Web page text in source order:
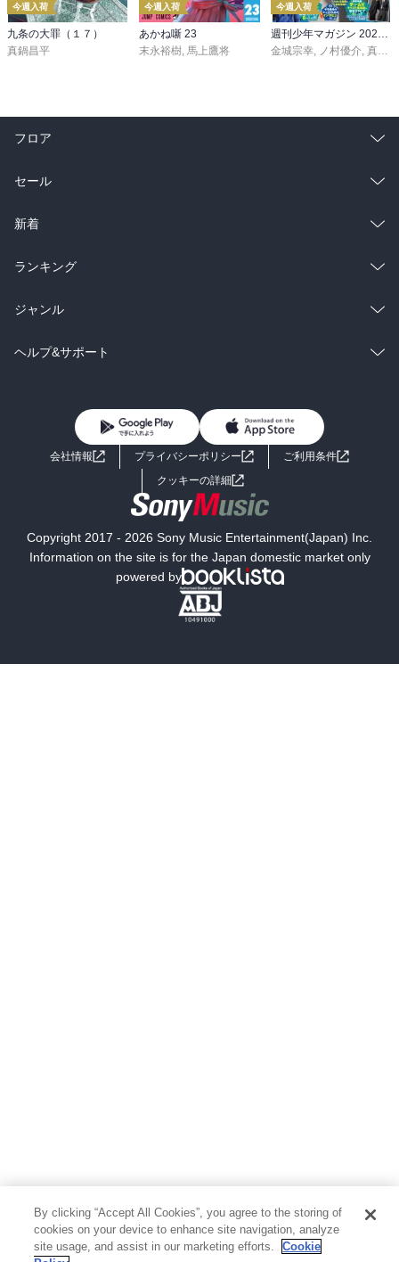
今週入荷
九条の大罪（１７）
真鍋昌平
今週入荷
あかね噺 23
末永裕樹, 馬上鷹将
今週入荷
週刊少年マガジン 2026年36・37号[2026年8月5日発売]
金城宗幸, ノ村優介, 真島ヒロ
フロア
総合
ラノベ
雑誌・グラビア
BL・TL
セール
総合
ラノベ
雑誌・グラビア
BL・TL
新着
総合
ラノベ
雑誌・グラビア
ランキング
総合
ラノベ
ジャンル
コミック
ライトノベル 男子向けラノベ
小説
海外小説
ミステリー SF
文学
ヘルプ&サポート
よくあるご質問 お問い合わせ
会社情報 プライバシーポリシー
ご利用条件
クッキーの詳細
Copyright 2017 - 2026 Sony Music Entertainment(Japan) Inc.
Information on the site is for the Japan domestic market only
powered by
By clicking “Accept All Cookies”, you agree to the storing of
cookies on your device to enhance site navigation, analyze
site usage, and assist in our marketing efforts.
Cookie